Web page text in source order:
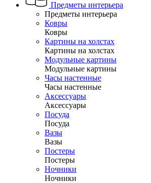
Предметы интерьера
Предметы интерьера
Ковры
Ковры
Картины на холстах
Картины на холстах
Модульные картины
Модульные картины
Часы настенные
Часы настенные
Аксессуары
Аксессуары
Посуда
Посуда
Вазы
Вазы
Постеры
Постеры
Ночники
Ночники